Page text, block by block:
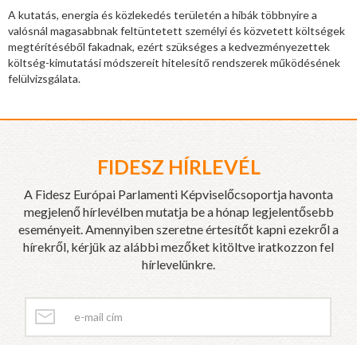
A kutatás, energia és közlekedés területén a hibák többnyire a
valósnál magasabbnak feltüntetett személyi és közvetett költségek
megtérítéséből fakadnak, ezért szükséges a kedvezményezettek
költség-kimutatási módszereit hitelesítő rendszerek működésének
felülvizsgálata.
FIDESZ HÍRLEVÉL
A Fidesz Európai Parlamenti Képviselőcsoportja havonta
megjelenő hírlevélben mutatja be a hónap legjelentősebb
eseményeit. Amennyiben szeretne értesítőt kapni ezekről a
hírekről, kérjük az alábbi mezőket kitöltve iratkozzon fel
hírlevelünkre.